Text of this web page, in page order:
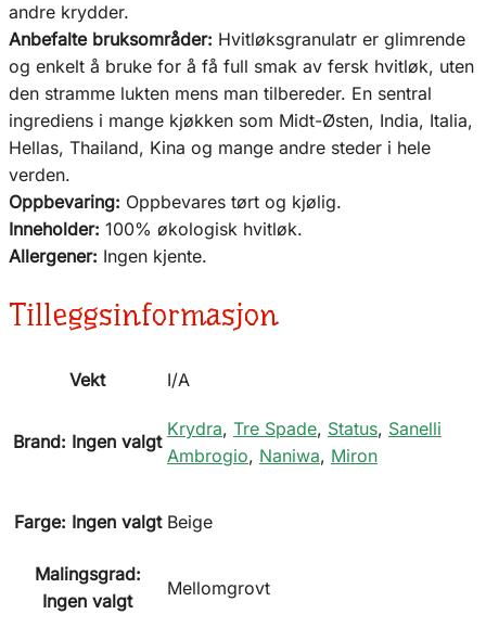
andre krydder.
Anbefalte bruksområder: Hvitløksgranulatr er glimrende
og enkelt å bruke for å få full smak av fersk hvitløk, uten
den stramme lukten mens man tilbereder. En sentral
ingrediens i mange kjøkken som Midt-Østen, India, Italia,
Hellas, Thailand, Kina og mange andre steder i hele
verden.
Oppbevaring: Oppbevares tørt og kjølig.
Inneholder: 100% økologisk hvitløk.
Allergener: Ingen kjente.
Tilleggsinformasjon
Vekt I/A
Brand: Ingen valgt
Krydra, Tre Spade, Status, Sanelli
Ambrogio, Naniwa, Miron
Farge: Ingen valgt Beige
Malingsgrad:
Ingen valgt
Mellomgrovt